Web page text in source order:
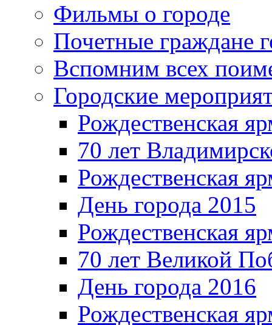
Фильмы о городе
Почетные граждане
Вспомним всех
Городские
Рождественская
70 лет
Рождественская
День города 2015
Рождественская
70 лет Великой
День города 2016
Рождественская